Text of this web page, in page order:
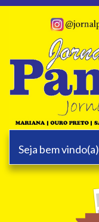
Seja bem vindo(a)